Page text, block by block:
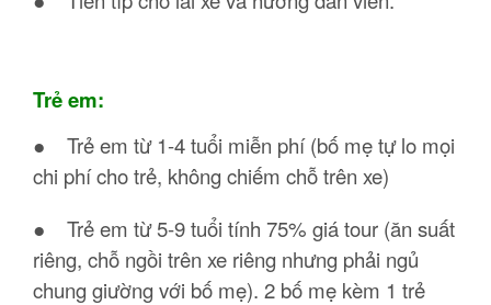
Trẻ em:
● Trẻ em từ 1-4 tuổi miễn phí (bố mẹ tự lo mọi
chi phí cho trẻ, không chiếm chỗ trên xe)
● Trẻ em từ 5-9 tuổi tính 75% giá tour (ăn suất
riêng, chỗ ngồi trên xe riêng nhưng phải ngủ
chung giường với bố mẹ). 2 bố mẹ kèm 1 trẻ